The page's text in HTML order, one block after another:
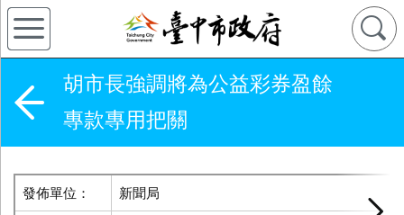
胡市長強調將為公益彩券盈餘
專款專用把關
發佈單位： 新聞局